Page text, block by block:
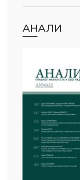
АНАЛИ